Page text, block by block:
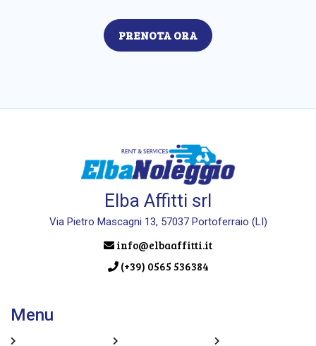
PRENOTA ORA
Elba Affitti srl
Via Pietro Mascagni 13, 57037 Portoferraio (LI)
info@elbaaffitti.it
(+39) 0565 536384
Menu